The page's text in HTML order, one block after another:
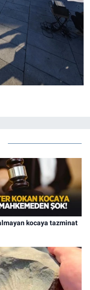
kocaya tazminat